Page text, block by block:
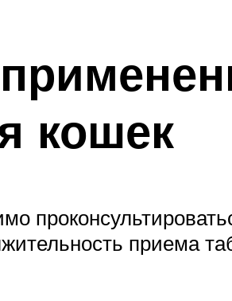
кошек
приема